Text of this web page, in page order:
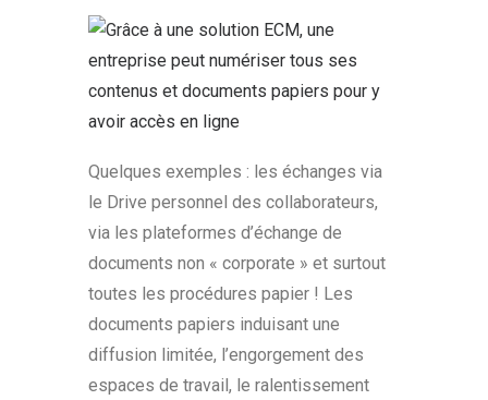
Quelques exemples : les échanges via
le Drive personnel des collaborateurs,
via les plateformes d’échange de
documents non « corporate » et surtout
toutes les procédures papier ! Les
documents papiers induisant une
diffusion limitée, l’engorgement des
espaces de travail, le ralentissement